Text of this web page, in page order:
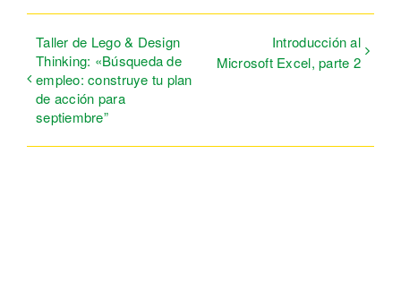
Taller de Lego & Design
Thinking: «Búsqueda de
empleo: construye tu plan
de acción para
septiembre”
Introducción al
Microsoft Excel, parte 2